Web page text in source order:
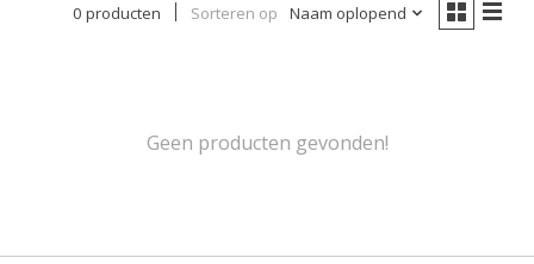
0 producten Sorteren op Naam oplopend
Geen producten gevonden!